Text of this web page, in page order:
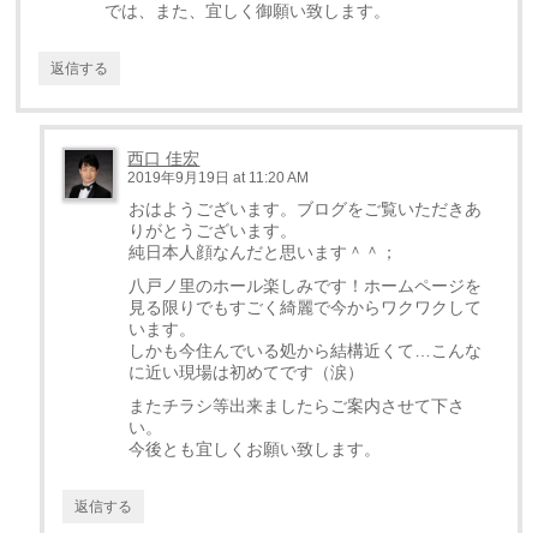
では、また、宜しく御願い致します。
返信する
西口 佳宏
2019年9月19日 at 11:20 AM
おはようございます。ブログをご覧いただきあ
りがとうございます。
純日本人顔なんだと思います＾＾；
八戸ノ里のホール楽しみです！ホームページを
見る限りでもすごく綺麗で今からワクワクして
います。
しかも今住んでいる処から結構近くて…こんな
に近い現場は初めてです（涙）
またチラシ等出来ましたらご案内させて下さ
い。
今後とも宜しくお願い致します。
返信する